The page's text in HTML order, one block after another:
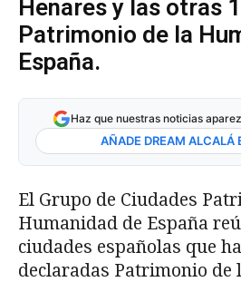
Henares y las otras
Patrimonio de la
España.
Haz que nuestras noticias
AÑADE DREAM ALCALÁ
El Grupo de Ciudades
Humanidad de España
ciudades españolas que
declaradas Patrimonio de